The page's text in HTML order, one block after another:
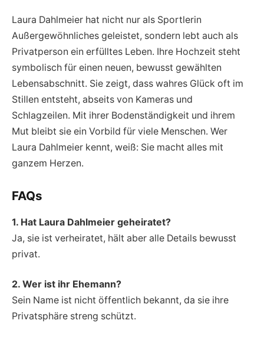
Laura Dahlmeier hat nicht nur als Sportlerin
Außergewöhnliches geleistet, sondern lebt auch als
Privatperson ein erfülltes Leben. Ihre Hochzeit steht
symbolisch für einen neuen, bewusst gewählten
Lebensabschnitt. Sie zeigt, dass wahres Glück oft im
Stillen entsteht, abseits von Kameras und
Schlagzeilen. Mit ihrer Bodenständigkeit und ihrem
Mut bleibt sie ein Vorbild für viele Menschen. Wer
Laura Dahlmeier kennt, weiß: Sie macht alles mit
ganzem Herzen.
FAQs
1. Hat Laura Dahlmeier geheiratet?
Ja, sie ist verheiratet, hält aber alle Details bewusst
privat.
2. Wer ist ihr Ehemann?
Sein Name ist nicht öffentlich bekannt, da sie ihre
Privatsphäre streng schützt.